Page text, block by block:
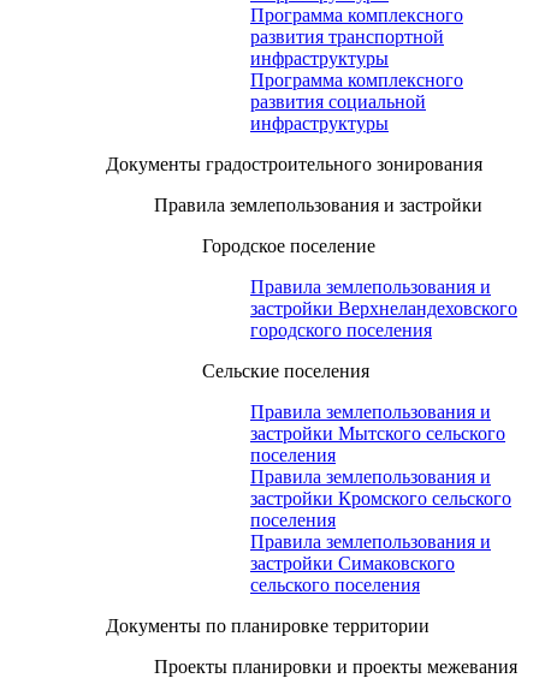
Программа комплексного
развития транспортной
инфраструктуры
Программа комплексного
развития социальной
инфраструктуры
Документы градостроительного зонирования
Правила землепользования и застройки
Городское поселение
Правила землепользования и
застройки Верхнеландеховского
городского поселения
Сельские поселения
Правила землепользования и
застройки Мытского сельского
поселения
Правила землепользования и
застройки Кромского сельского
поселения
Правила землепользования и
застройки Симаковского
сельского поселения
Документы по планировке территории
Проекты планировки и проекты межевания